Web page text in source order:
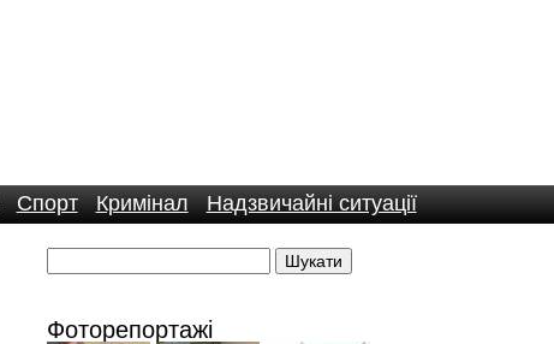
Спорт Кримінал Надзвичайні ситуації
Фоторепортажі